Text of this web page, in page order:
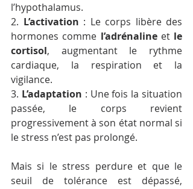
l’hypothalamus.
2. L’activation : Le corps libère des
hormones comme l’adrénaline et le
cortisol, augmentant le rythme
cardiaque, la respiration et la
vigilance.
3. L’adaptation : Une fois la situation
passée, le corps revient
progressivement à son état normal si
le stress n’est pas prolongé.
Mais si le stress perdure et que le
seuil de tolérance est dépassé,